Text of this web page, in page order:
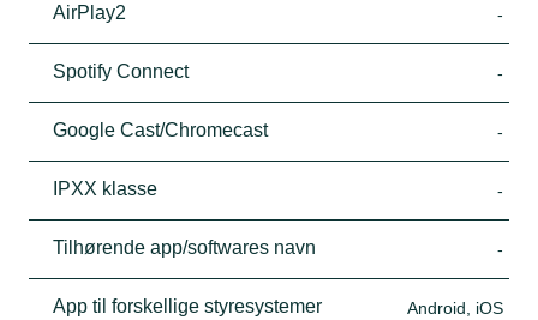
AirPlay2 -
Spotify Connect -
Google Cast/Chromecast -
IPXX klasse -
Tilhørende app/softwares navn -
App til forskellige styresystemer Android, iOS